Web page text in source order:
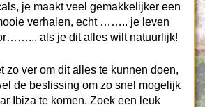
je maakt veel gemakkelijker een
verhalen, echt …….. je leven
als je dit alles wilt natuurlijk!
zo ver om dit alles te kunnen doen,
de beslissing om zo snel mogelijk
Ibiza te komen. Zoek een leuk